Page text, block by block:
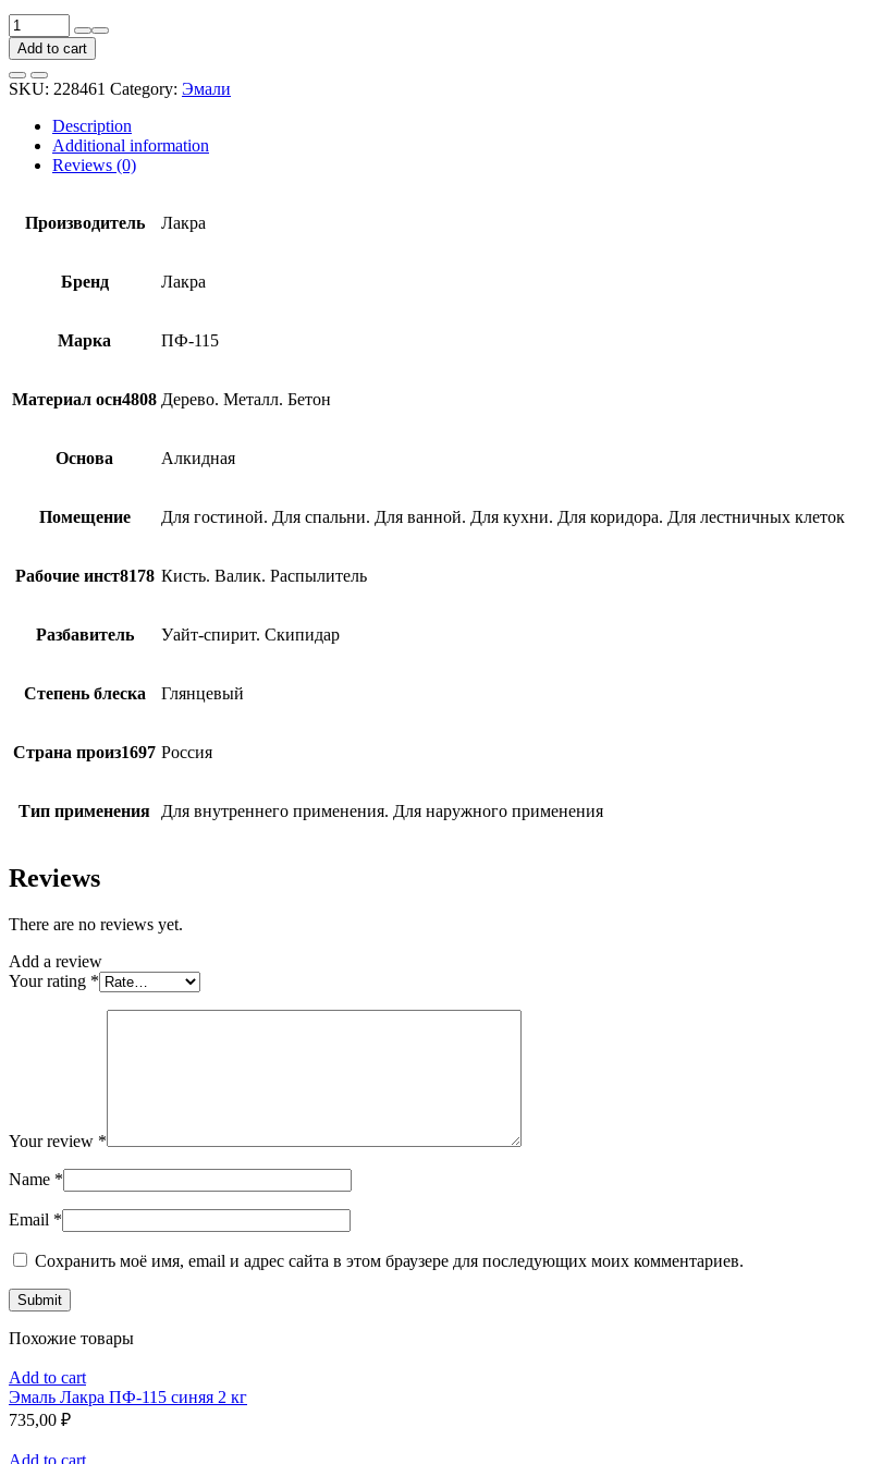
Эмаль
Лакра
ПФ-115
желтая
2
quantity
Add to cart
SKU: 228461 Category: Эмали
Description
Additional information
Reviews (0)
Производитель Лакра
Бренд Лакра
Марка ПФ-115
Материал осн4808 Дерево. Металл. Бетон
Основа Алкидная
Помещение Для гостиной. Для спальни. Для ванной. Для кухни. Для коридора. Для лестничных клеток
Рабочие инст8178 Кисть. Валик. Распылитель
Разбавитель Уайт-спирит. Скипидар
Степень блеска Глянцевый
Страна произ1697 Россия
Тип применения Для внутреннего применения. Для наружного применения
Reviews
There are no reviews yet.
Add a review
Your rating *
Your review *
Name *
Email *
Сохранить моё имя, email и адрес сайта в этом браузере для последующих моих комментариев.
Похожие товары
Add to cart
Эмаль Лакра ПФ-115 синяя 2 кг
735,00 ₽
Add to cart